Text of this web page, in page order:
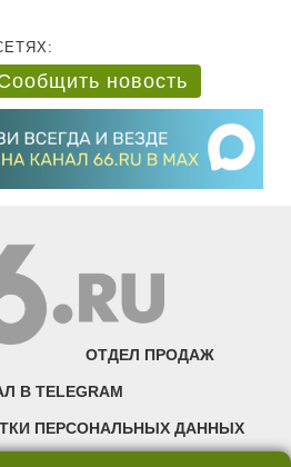
новость
ОТДЕЛ ПРОДАЖ
В TELEGRAM
ПЕРСОНАЛЬНЫХ ДАННЫХ